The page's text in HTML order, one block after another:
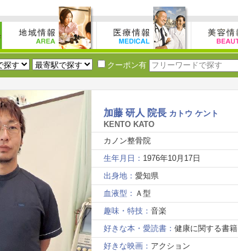
クーポン有
加藤 研人 院長 カトウ ケント
KENTO KATO
カノン整骨院
生年月日： 1976年10月17日
出身地： 愛知県
血液型： Ａ型
趣味・特技： 音楽
好きな本・愛読書： 健康に関する書籍
好きな映画： アクション